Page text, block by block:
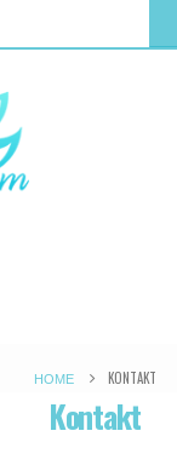
HOME KONTAKT
Kontakt